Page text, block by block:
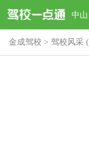
中山
金成驾校 > 驾校风采 (